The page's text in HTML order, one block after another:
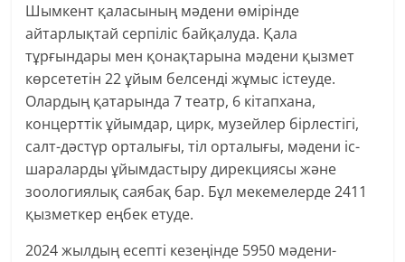
Шымкент қаласының мәдени өмірінде
айтарлықтай серпіліс байқалуда. Қала
тұрғындары мен қонақтарына мәдени қызмет
көрсететін 22 ұйым белсенді жұмыс істеуде.
Олардың қатарында 7 театр, 6 кітапхана,
концерттік ұйымдар, цирк, музейлер бірлестігі,
салт-дәстүр орталығы, тіл орталығы, мәдени іс-
шараларды ұйымдастыру дирекциясы және
зоологиялық саябақ бар. Бұл мекемелерде 2411
қызметкер еңбек етуде.
2024 жылдың есепті кезеңінде 5950 мәдени-